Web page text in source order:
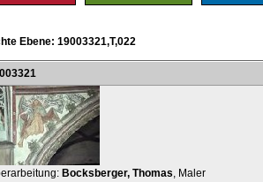
Ebene: 19003321,T,022
Bocksberger, Thomas , Maler